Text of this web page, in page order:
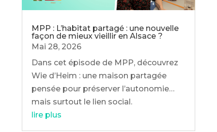
MPP : L’habitat partagé : une nouvelle
façon de mieux vieillir en Alsace ?
Mai 28, 2026
Dans cet épisode de MPP, découvrez
Wie d’Heim : une maison partagée
pensée pour préserver l’autonomie…
mais surtout le lien social.
lire plus